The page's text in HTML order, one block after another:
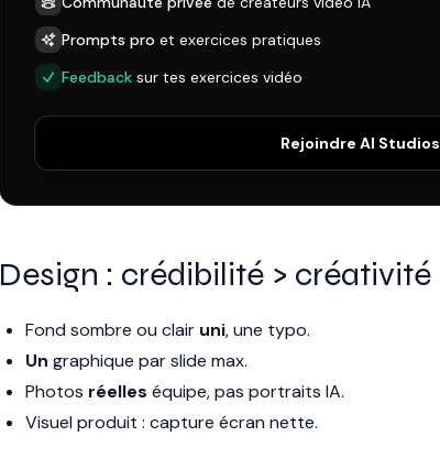
Prompts pro et exercices pratiques
Feedback sur tes exercices vidéo
Rejoindre AI Studios
Design : crédibilité > créativité
Fond sombre ou clair uni, une typo.
Un graphique par slide max.
Photos réelles équipe, pas portraits IA.
Visuel produit : capture écran nette.